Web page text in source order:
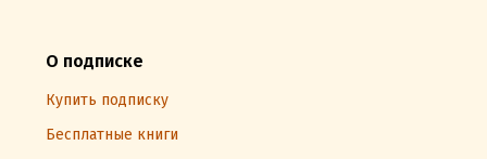
О подписке
Купить подписку
Бесплатные книги